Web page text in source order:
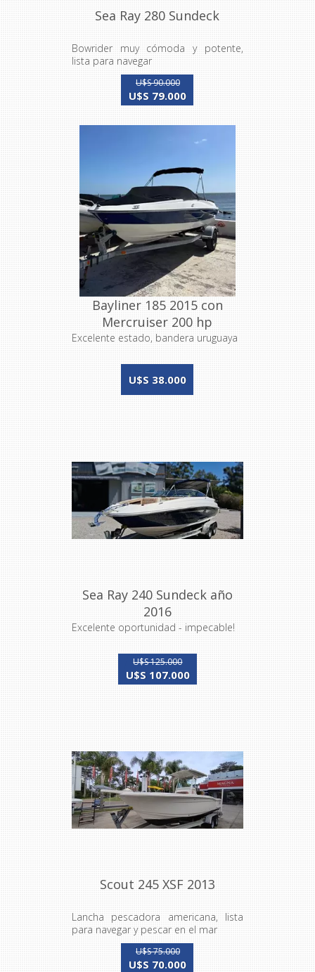
Sea Ray 280 Sundeck
Bowrider muy cómoda y potente,
lista para navegar
U$S 90.000
U$S 79.000
Bayliner 185 2015 con
Mercruiser 200 hp
Excelente estado, bandera uruguaya
U$S 38.000
Sea Ray 240 Sundeck año
2016
Excelente oportunidad - impecable!
U$S 125.000
U$S 107.000
Scout 245 XSF 2013
Lancha pescadora americana, lista
para navegar y pescar en el mar
U$S 75.000
U$S 70.000